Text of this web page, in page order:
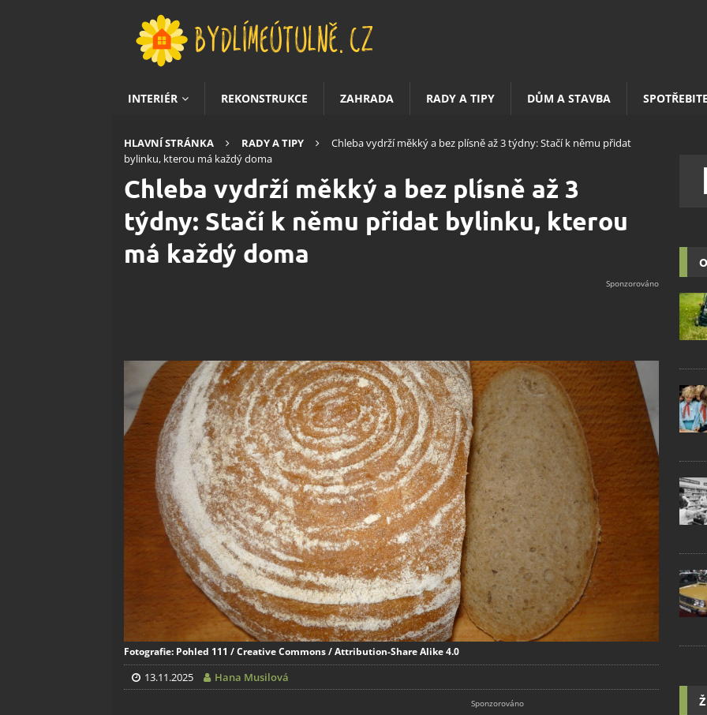
INTERIÉR REKONSTRUKCE ZAHRADA RADY A TIPY DŮM A STAVBA
HLAVNÍ STRÁNKA RADY A TIPY
Chleba vydrží měkký a bez plísně až 3 týdny: Stačí k němu přidat
bylinku, kterou má každý doma
Chleba vydrží měkký a bez plísně až 3
týdny: Stačí k němu přidat bylinku, kterou
má každý doma
Fotografie: Pohled 111 / Creative Commons / Attribution-Share Alike 4.0
13.11.2025 Hana Musilová